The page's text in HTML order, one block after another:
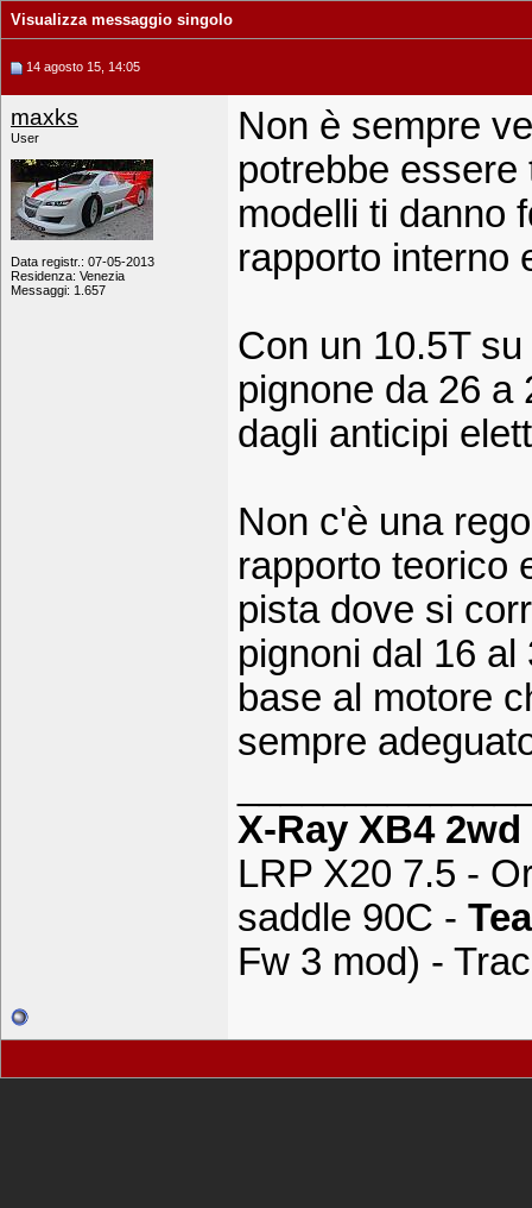
Visualizza messaggio singolo
14 agosto 15, 14:05
maxks
User
Data registr.: 07-05-2013
Residenza: Venezia
Messaggi: 1.657
Non è sempre
potrebbe
modelli ti danno
rapporto interno
Con un 10.5T
pignone da 26 a
dagli anticipi
Non c'è una
rapporto teorico
pista dove si
pignoni dal 16
base al motore
sempre
X-Ray XB4 2wd
LRP X20 7.5 -
saddle 90C -
Fw 3 mod) -